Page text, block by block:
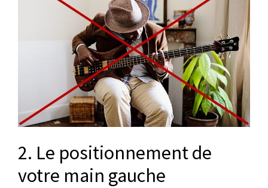
2. Le positionnement de
votre main gauche